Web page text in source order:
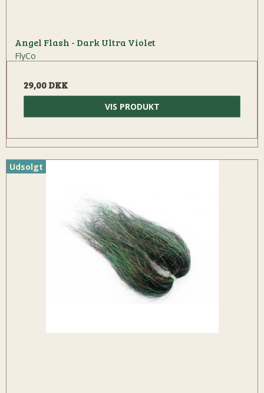
Angel Flash - Dark Ultra Violet
FlyCo
29,00 DKK
VIS PRODUKT
Udsolgt